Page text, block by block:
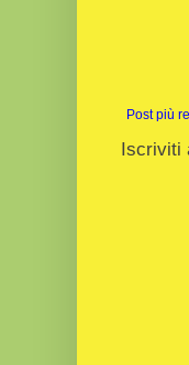
Post più
Iscriviti